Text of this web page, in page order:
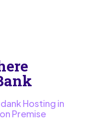
Hosting in
Premise